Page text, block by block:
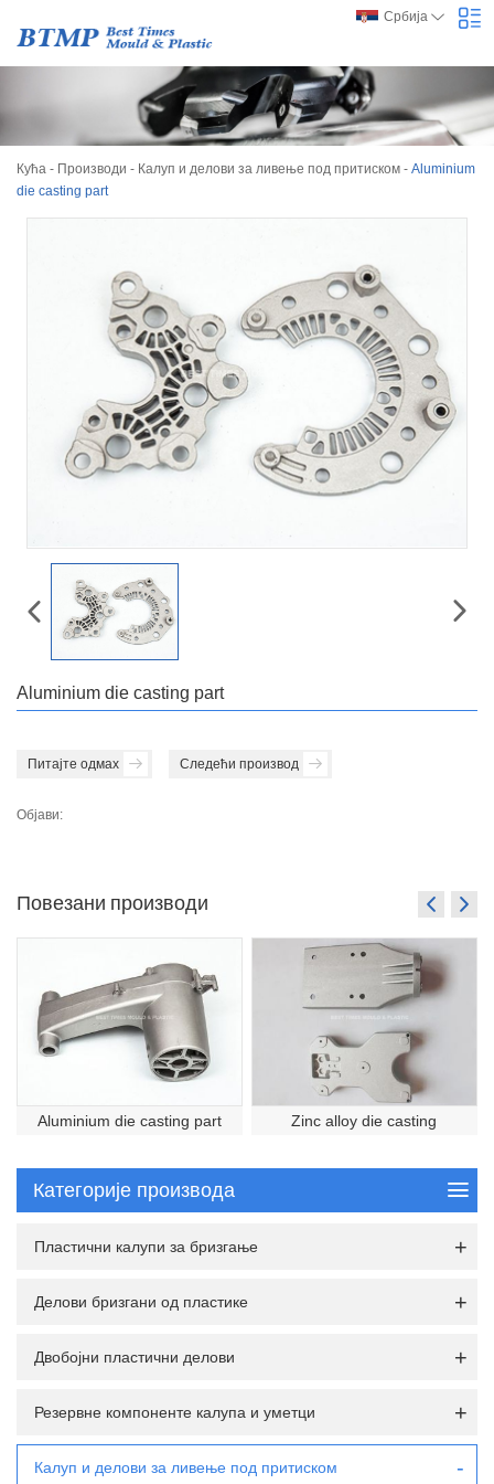
Србија
Кућа - Производи - Калуп и делови за ливење под притиском - Aluminium
die casting part
Aluminium die casting part
Питајте одмах Следећи производ
Објави:
Повезани производи
Aluminium die casting part Zinc alloy die casting
Категорије производа
Пластични калупи за бризгање
Делови бризгани од пластике
Двобојни пластични делови
Резервне компоненте калупа и уметци
Калуп и делови за ливење под притиском